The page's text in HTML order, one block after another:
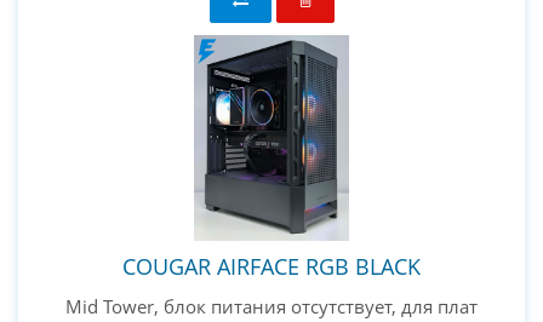
COUGAR AIRFACE RGB BLACK
Mid Tower, блок питания отсутствует, для плат